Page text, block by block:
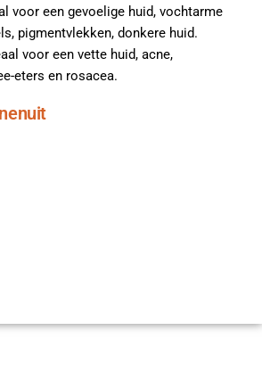
voor een gevoelige huid, vochtarme
pigmentvlekken, donkere huid.
voor een vette huid, acne,
eters en rosacea.